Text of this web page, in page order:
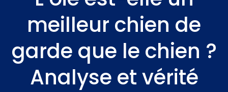
meilleur chien de
garde que le chien ?
Analyse et vérité